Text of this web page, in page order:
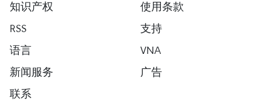
知识产权
使用条款
RSS
支持
语言
VNA
新闻服务
广告
联系